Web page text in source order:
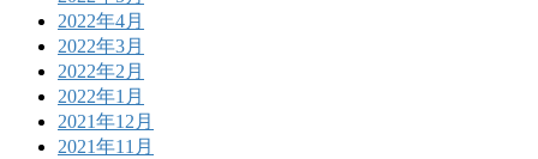
2022年4月
2022年3月
2022年2月
2022年1月
2021年12月
2021年11月